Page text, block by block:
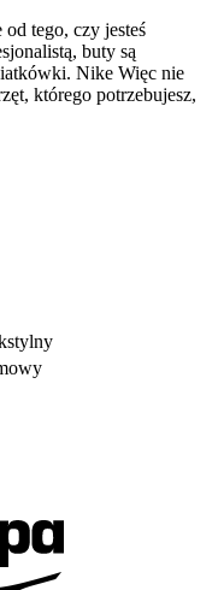
tego, czy jesteś
buty są
Nike Więc nie
którego potrzebujesz,